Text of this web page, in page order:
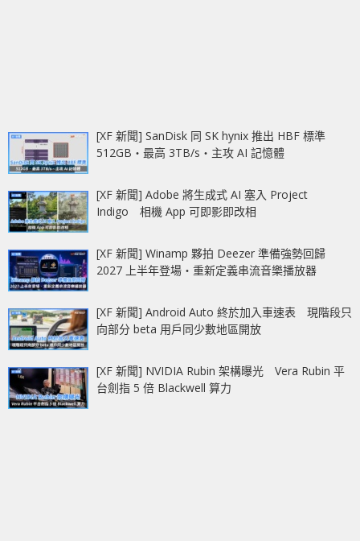
[XF 新聞] SanDisk 同 SK hynix 推出 HBF 標準
512GB‧最高 3TB/s‧主攻 AI 記憶體
[XF 新聞] Adobe 將生成式 AI 塞入 Project
Indigo 相機 App 可即影即改相
[XF 新聞] Winamp 夥拍 Deezer 準備強勢回歸
2027 上半年登場‧重新定義串流音樂播放器
[XF 新聞] Android Auto 終於加入車速表 現階段只
向部分 beta 用戶同少數地區開放
[XF 新聞] NVIDIA Rubin 架構曝光 Vera Rubin 平
台劍指 5 倍 Blackwell 算力